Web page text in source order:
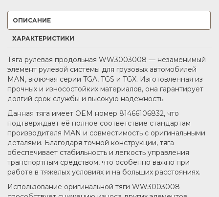
ОПИСАНИЕ
ХАРАКТЕРИСТИКИ
Тяга рулевая продольная WW3003008 — незаменимый
элемент рулевой системы для грузовых автомобилей
MAN, включая серии TGA, TGS и TGX. Изготовленная из
прочных и износостойких материалов, она гарантирует
долгий срок службы и высокую надежность.
Данная тяга имеет OEM номер 81466106832, что
подтверждает её полное соответствие стандартам
производителя MAN и совместимость с оригинальными
деталями. Благодаря точной конструкции, тяга
обеспечивает стабильность и легкость управления
транспортным средством, что особенно важно при
работе в тяжелых условиях и на больших расстояниях.
Использование оригинальной тяги WW3003008